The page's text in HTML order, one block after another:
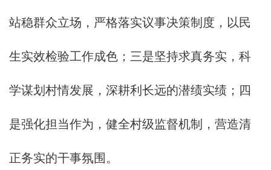
站稳群众立场，严格落实议事决策制度，以民
生实效检验工作成色；三是坚持求真务实，科
学谋划村情发展，深耕利长远的潜绩实绩；四
是强化担当作为，健全村级监督机制，营造清
正务实的干事氛围。